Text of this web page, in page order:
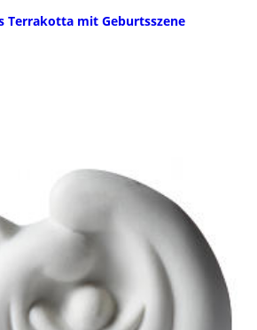
Terrakotta mit Geburtsszene